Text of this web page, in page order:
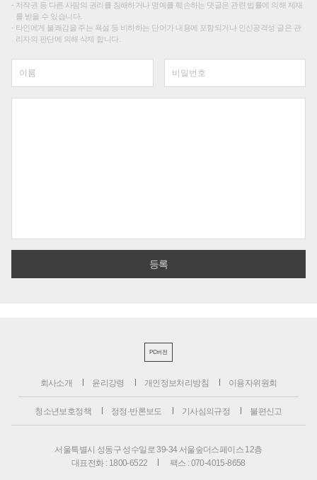
저작권 등 다른 사람의 권리를 침해하거나 명예를 훼손하는 댓글은 관련 법률에 의해 제재
를 받을 수 있습니다.
타인에게 불쾌감을 주는 욕설 등 비하하는 단어가 내용에 포함되거나 인신공격성 글은 관
리자의 판단에 의해 삭제 합니다.
PC버전
회사소개 윤리강령 개인정보처리방침 이용자위원회
청소년보호정책 정정·반론보도 기사심의규정 불편신고
서울특별시 성동구 성수일로 39-34 서울숲더스페이스 12층
대표전화 : 1800-6522
팩스 : 070-4015-8658